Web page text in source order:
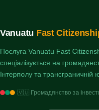
Vanuatu Fast
Послуга Vanuatu Fast
спеціалізується на
Інтерполу та трансграничній
🇻🇺 Громадянство за